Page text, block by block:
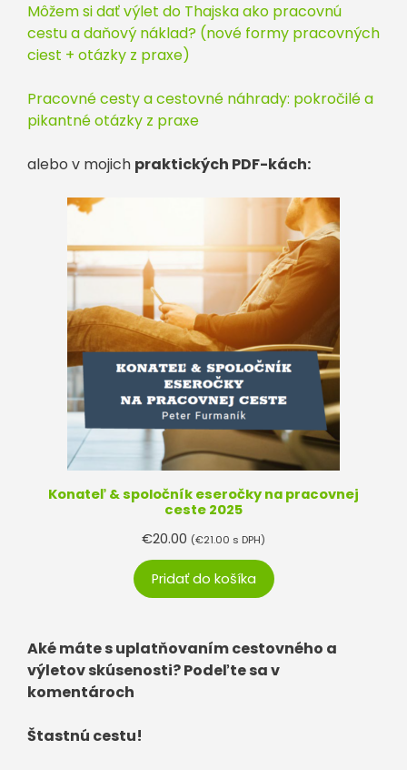
Môžem si dať výlet do Thajska ako pracovnú
cestu a daňový náklad? (nové formy pracovných
ciest + otázky z praxe)
Pracovné cesty a cestovné náhrady: pokročilé a
pikantné otázky z praxe
alebo v mojich praktických PDF-kách:
Konateľ & spoločník eseročky na pracovnej
ceste 2025
€20.00 (€21.00 s DPH)
Pridať do košíka
Aké máte s uplatňovaním cestovného a
výletov skúsenosti? Podeľte sa v
komentároch
Štastnú cestu!